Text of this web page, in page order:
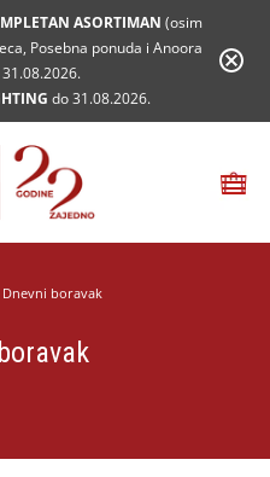
ASORTIMAN (osim
Posebna ponuda i Anoora
do 31.08.2026.
Dnevni boravak